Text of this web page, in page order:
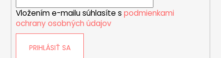
Vložením e-mailu súhlasíte s podmienkami
ochrany osobných údajov
PRIHLÁSIŤ SA